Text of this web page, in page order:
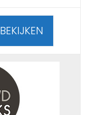
BEKIJKEN